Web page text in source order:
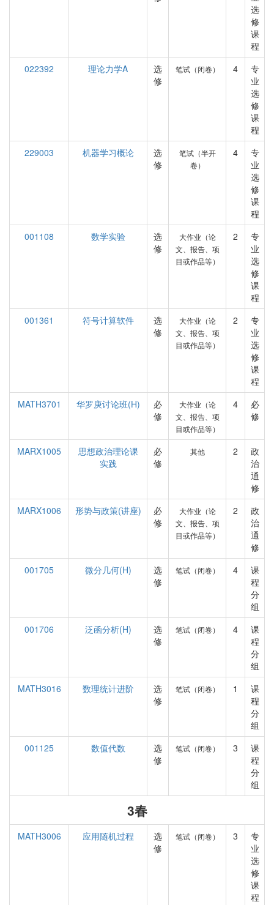
选
修
课
程
022392
理论力学A
选
修
笔试（闭卷） 4
专
业
选
修
课
程
229003
机器学习概论
选
修
笔试（半开
卷）
4
专
业
选
修
课
程
001108
数学实验
选
修
大作业（论
文、报告、项
目或作品等）
2
专
业
选
修
课
程
001361
符号计算软件
选
修
大作业（论
文、报告、项
目或作品等）
2
专
业
选
修
课
程
MATH3701
华罗庚讨论班(H)
必
修
大作业（论
文、报告、项
目或作品等）
4
必
修
MARX1005
思想政治理论课
实践
必
修
其他 2
政
治
通
修
MARX1006
形势与政策(讲座)
必
修
大作业（论
文、报告、项
目或作品等）
2
政
治
通
修
001705
微分几何(H)
选
修
笔试（闭卷） 4
课
程
分
组
001706
泛函分析(H)
选
修
笔试（闭卷） 4
课
程
分
组
MATH3016
数理统计进阶
选
修
笔试（闭卷） 1
课
程
分
组
001125
数值代数
选
修
笔试（闭卷） 3
课
程
分
组
3春
MATH3006 应用随机过程
选
修
笔试（闭卷） 3
专
业
选
修
课
程